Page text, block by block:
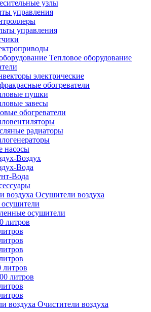
узлы
управления
управления
Тепловое оборудование
электрические
обогреватели
пушки
завесы
обогреватели
радиаторы
насосы
Воздух
Вода
Вода
Осушители воздуха
осушители
литров
литров
литров
Очистители воздуха